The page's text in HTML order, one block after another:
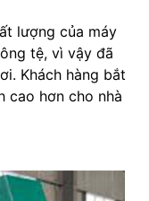
lượng của máy
tệ, vì vậy đã
Khách hàng bắt
cao hơn cho nhà